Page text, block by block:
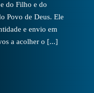
do Filho e do
Povo de Deus. Ele
e envio em
a acolher o [...]